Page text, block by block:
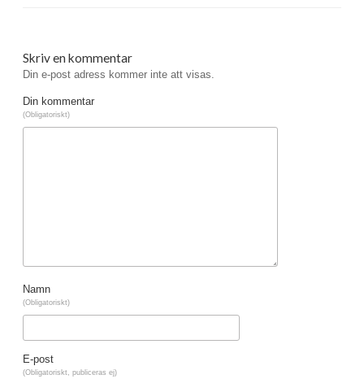
Skriv en kommentar
Din e-post adress kommer inte att visas.
Din kommentar
(Obligatoriskt)
Namn
(Obligatoriskt)
E-post
(Obligatoriskt, publiceras ej)